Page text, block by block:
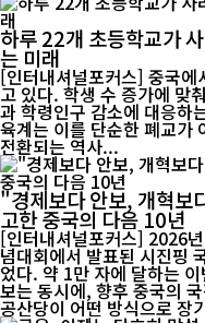
하루 22개 초등학교가
는 미래
[인터내셔널포커스] 중국에
고 있다. 학생 수 증가에 맞
과 학령인구 감소에 대응하
육계는 이를 단순한 폐교가
전환되는 역사...
"경제보다 안보, 개혁
고한 중국의 다음 10년
[인터내셔널포커스] 2026
념대회에서 발표된 시진핑
었다. 약 1만 자에 달하는
보는 동시에, 향후 중국의
공산당이 어떤 방식으로 장